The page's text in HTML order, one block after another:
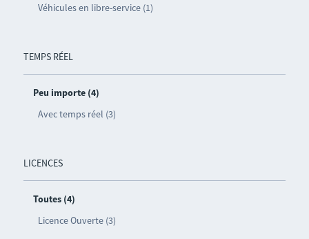
Véhicules en libre-service (1)
TEMPS RÉEL
Peu importe (4)
Avec temps réel (3)
LICENCES
Toutes (4)
Licence Ouverte (3)